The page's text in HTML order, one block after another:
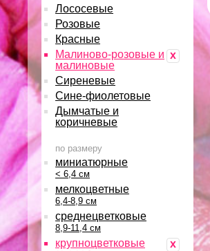
Лососевые
Розовые
Красные
x
Малиново-розовые и
малиновые
Сиреневые
Сине-фиолетовые
Дымчатые и
коричневые
по размеру
миниатюрные
< 6,4 см
мелкоцветные
6,4-8,9 см
среднецветковые
8,9-11,4 см
x
крупноцветковые